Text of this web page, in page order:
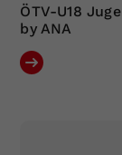
ÖTV-U18
by ANA